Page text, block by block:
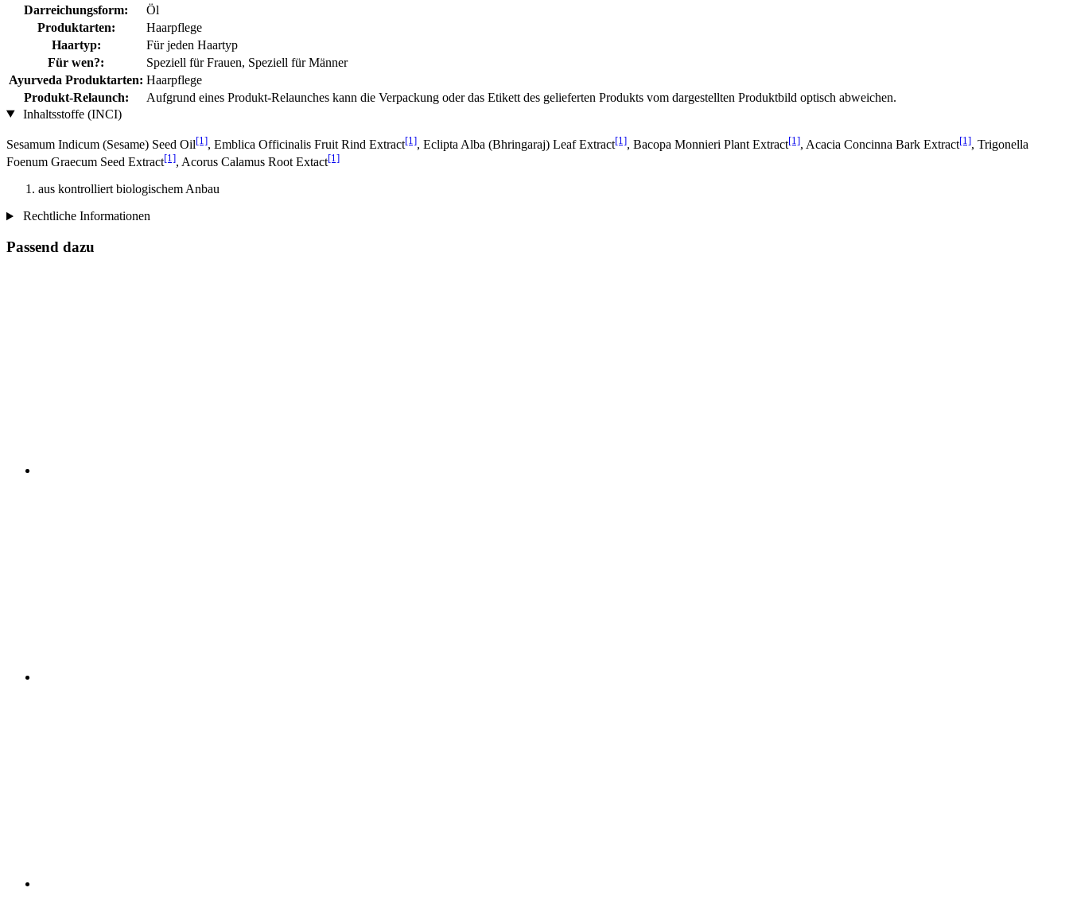
Darreichungsform:
Öl
Produktarten:
Haarpflege
Haartyp:
Für jeden Haartyp
Für wen?:
Speziell für Frauen, Speziell für Männer
Ayurveda Produktarten: Haarpflege
Produkt-Relaunch:
Aufgrund eines Produkt-Relaunches kann die Verpackung oder das Etikett des gelieferten Produkts vom dargestellten Produktbild optisch abweichen.
Inhaltsstoffe (INCI)
Sesamum Indicum (Sesame) Seed Oil[1], Emblica Officinalis Fruit Rind Extract[1], Eclipta Alba (Bhringaraj) Leaf Extract[1], Bacopa Monnieri Plant Extract[1], Acacia Concinna Bark Extract[1], Trigonella
Foenum Graecum Seed Extract[1], Acorus Calamus Root Extact[1]
aus kontrolliert biologischem Anbau
Rechtliche Informationen
Passend dazu